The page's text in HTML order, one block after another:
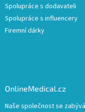
Spolupráce s dodavateli
Spolupráce s influencery
Firemní dárky
OnlineMedical.cz
Naše společnost se